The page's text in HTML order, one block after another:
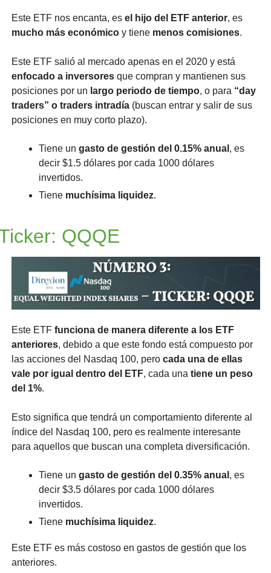
Este ETF nos encanta, es el hijo del ETF anterior
, es
mucho más económico y tiene menos comisiones.
enfocado a inversores que compran y mantienen sus
posiciones por un largo periodo de tiempo, o para “day
traders” o traders intradía (buscan entrar y salir de sus
posiciones en muy corto plazo).
Tiene un gasto de gestión del 0.15% anual , es
decir $1.5 dólares por cada 1000 dólares
invertidos.
Tiene muchísima liquidez.
QQQE
Este ETF funciona de manera diferente a los ETF
anteriores, debido a que este fondo está compuesto por
las acciones del Nasdaq 100, pero cada una de ellas
vale por igual dentro del ETF, cada una tiene un peso
del 1%.
Esto significa que tendrá un comportamiento diferente al
índice del Nasdaq 100, pero es realmente interesante
para aquellos que buscan una completa diversificación.
Tiene un gasto de gestión del 0.35% anual , es
decir $3.5 dólares por cada 1000 dólares
invertidos.
Tiene muchísima liquidez.
Este ETF es más costoso en gastos de gestión que los
anteriores.